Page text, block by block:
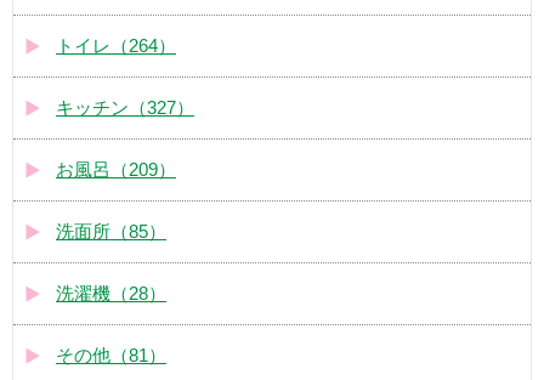
トイレ（264）
キッチン（327）
お風呂（209）
洗面所（85）
洗濯機（28）
その他（81）